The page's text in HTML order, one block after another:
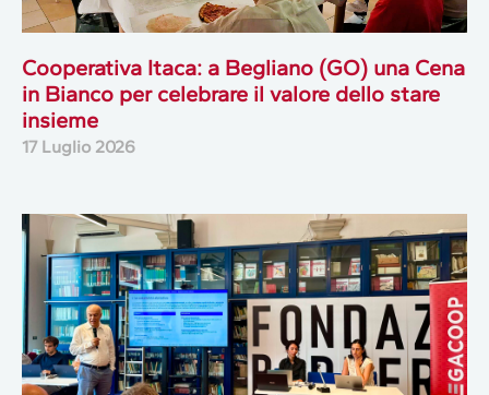
Cooperativa Itaca: a Begliano (GO) una Cena
in Bianco per celebrare il valore dello stare
insieme
17 Luglio 2026